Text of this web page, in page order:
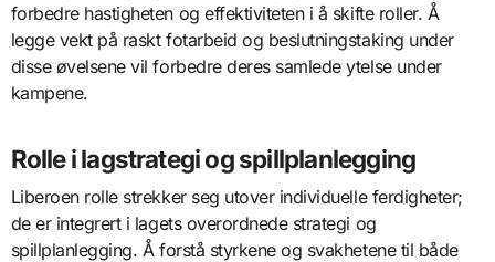
forbedre hastigheten og effektiviteten i å skifte roller. Å
legge vekt på raskt fotarbeid og beslutningstaking under
disse øvelsene vil forbedre deres samlede ytelse under
kampene.
Rolle i lagstrategi og spillplanlegging
Liberoen rolle strekker seg utover individuelle ferdigheter;
de er integrert i lagets overordnede strategi og
spillplanlegging. Å forstå styrkene og svakhetene til både